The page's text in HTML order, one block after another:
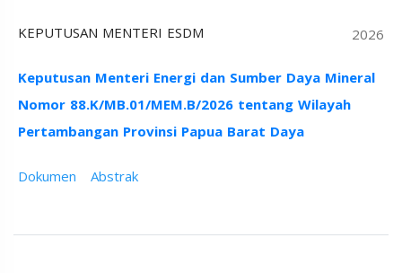
KEPUTUSAN MENTERI ESDM 2026
Keputusan Menteri Energi dan Sumber Daya Mineral
Nomor 88.K/MB.01/MEM.B/2026 tentang Wilayah
Pertambangan Provinsi Papua Barat Daya
Dokumen Abstrak